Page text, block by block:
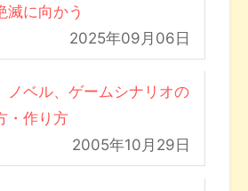
滅に向かう
2025年09月06日
ノベル、ゲームシナリオの
・作り方
2005年10月29日